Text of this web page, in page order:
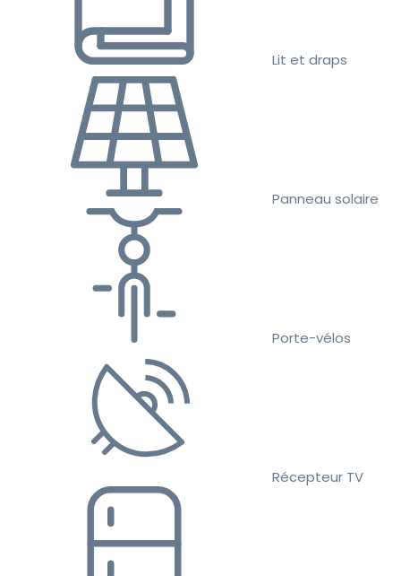
Lit et draps
Panneau solaire
Porte-vélos
Récepteur TV